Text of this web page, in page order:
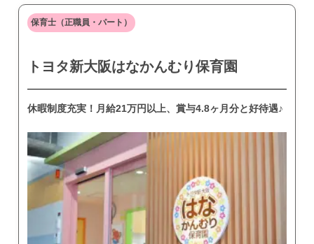
保育士（正職員・パート）
トヨタ新大阪はなかんむり保育園
休暇制度充実！月給21万円以上、賞与4.8ヶ月分と好待遇♪